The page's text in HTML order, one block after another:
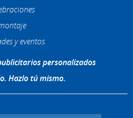
y eventos
personalizados
Hazlo tú mismo.